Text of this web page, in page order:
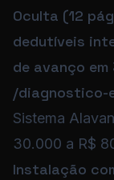
Oculta (12
dedutíveis
de avanço em
/diagnostico-
Sistema
30.000 a R$
Instalação